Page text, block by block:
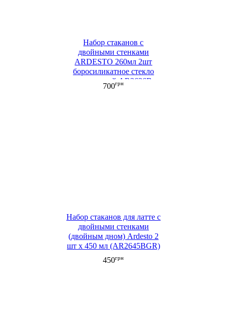
Набор стаканов с
двойными стенками
ARDESTO 260мл 2шт
боросиликатное стекло
прозрачный AR2626B
700грн
Набор стаканов для латте с
двойными стенками
(двойным дном) Ardesto 2
шт х 450 мл (AR2645BGR)
450грн